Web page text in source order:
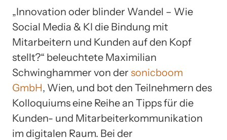
„Innovation oder blinder Wandel – Wie
Social Media & KI die Bindung mit
Mitarbeitern und Kunden auf den Kopf
stellt?“ beleuchtete Maximilian
Schwinghammer von der sonicboom
GmbH, Wien, und bot den Teilnehmern des
Kolloquiums eine Reihe an Tipps für die
Kunden- und Mitarbeiterkommunikation
im digitalen Raum. Bei der